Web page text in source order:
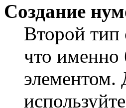
Создание
Второй тип
что именно
элементом.
используйте